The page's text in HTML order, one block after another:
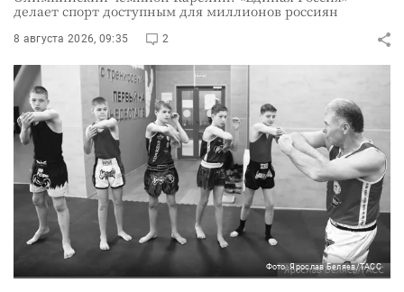
делает спорт доступным для миллионов россиян
8 августа 2026, 09:35 2
Фото: Ярослав Беляев/ТАСС